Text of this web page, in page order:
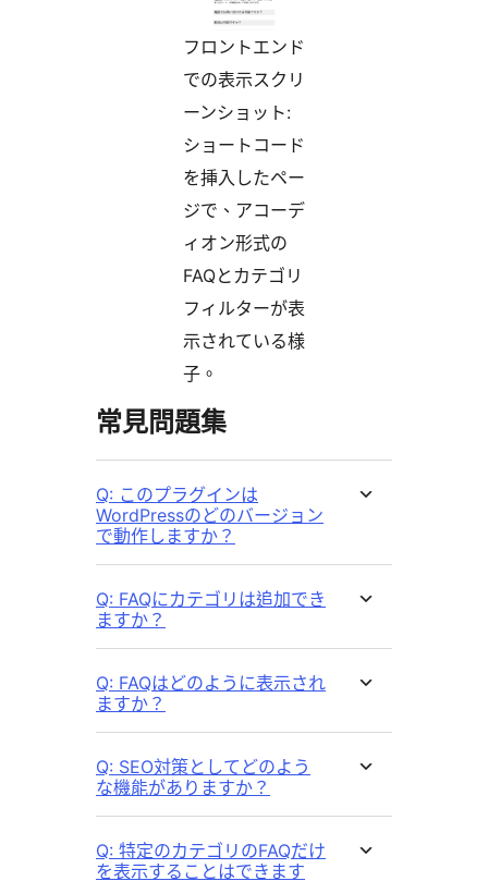
フロントエンド
での表示スクリ
ーンショット:
ショートコード
を挿入したペー
ジで、アコーデ
ィオン形式の
FAQとカテゴリ
フィルターが表
示されている様
子。
常見問題集
Q: このプラグインは
WordPressのどのバージョン
で動作しますか？
Q: FAQにカテゴリは追加でき
ますか？
Q: FAQはどのように表示され
ますか？
Q: SEO対策としてどのよう
な機能がありますか？
Q: 特定のカテゴリのFAQだけ
を表示することはできます